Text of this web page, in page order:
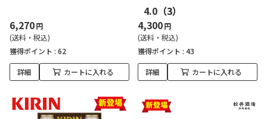
6,270円
(送料・税込)
獲得ポイント : 62
詳細 カートに入れる
4.0 （3）
4,300円
(送料・税込)
獲得ポイント : 43
詳細 カートに入れる